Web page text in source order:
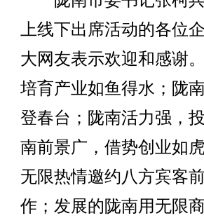
上线下出席活动的各位
大网友表示欢迎和感谢
培育产业如鱼得水；陇
登春台；陇南活力强，
南前景广，借势创业如
无限热情邀约八方宾客
作；发展的陇南用无限